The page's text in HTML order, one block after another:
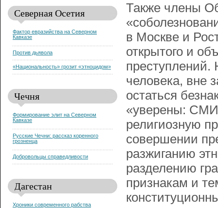
Северная Осетия
Фактор евразийства на Северном
Кавказе
Против дьявола
«Национальность» грозит «этноцидом»
Чечня
Формирование элит на Северном
Кавказе
Русские Чечни: рассказ коренного
грозненца
Добровольцы справедливости
Дагестан
Хроники современного рабства
Также члены
в Москве и
открытого и
преступлений.
человека, вне
остаться
«уверены:
религиозную
совершении
разжиганию
разделению
признакам и